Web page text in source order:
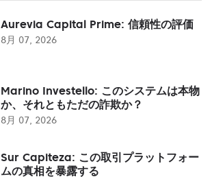
Aurevia Capital Prime: 信頼性の評価
8月 07, 2026
Marino Investello: このシステムは本物
か、それともただの詐欺か？
8月 07, 2026
Sur Capiteza: この取引プラットフォー
ムの真相を暴露する